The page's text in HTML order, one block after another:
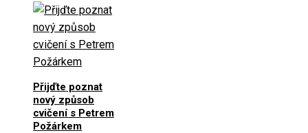
Přijďte poznat
nový způsob
cvičení s Petrem
Požárkem